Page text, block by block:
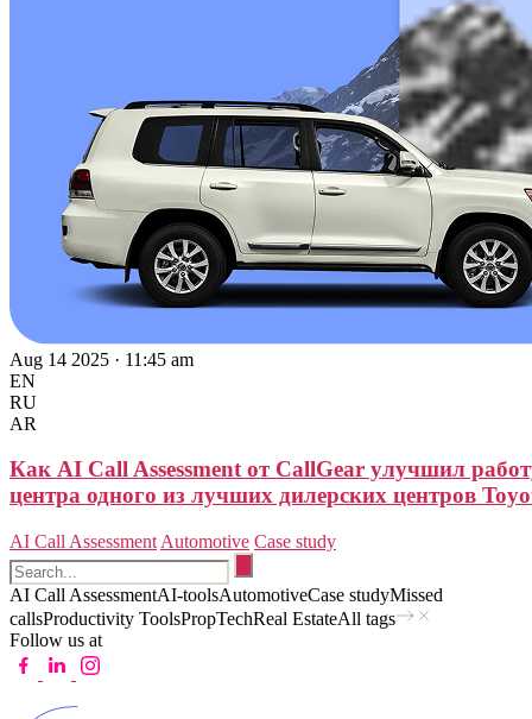
Aug 14 2025 · 11:45 am
EN
RU
AR
Как AI Call Assessment от CallGear улучшил
центра одного из лучших дилерских центров
AI Call Assessment Automotive Case study
AI Call AssessmentAI-toolsAutomotiveCase studyMissed
callsProductivity ToolsPropTechReal EstateAll tags
Follow us at